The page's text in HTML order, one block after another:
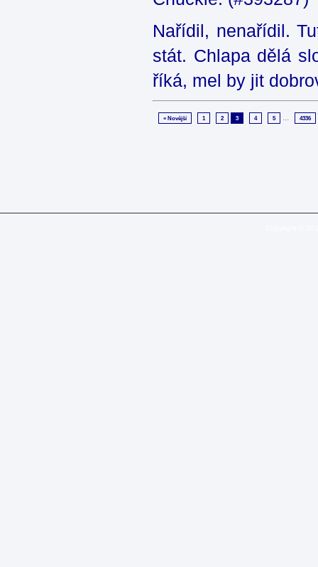
Nařídil, nenařídil.
stát. Chlapa dělá
říká, mel by jit
« Novější 1 2 3 4 5 ... 4336